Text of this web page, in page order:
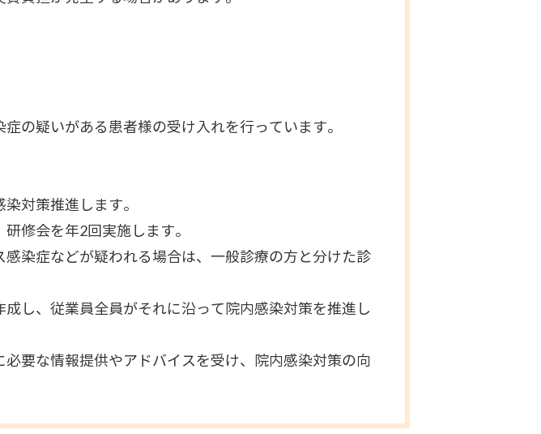
の疑いがある患者様の受け入れを行っています。
対策推進します。
修会を年2回実施します。
染症などが疑われる場合は、一般診療の方と分けた診
し、従業員全員がそれに沿って院内感染対策を推進し
要な情報提供やアドバイスを受け、院内感染対策の向